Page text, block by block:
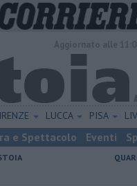
LUCCA PISA
e Spettacolo Eventi